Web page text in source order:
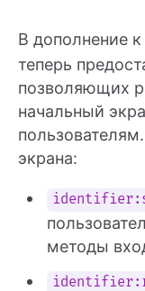
В дополнение к
теперь
позволяющих
начальный
экрана:
методы